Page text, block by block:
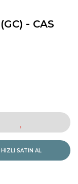
- CAS
HIZLI SATIN AL